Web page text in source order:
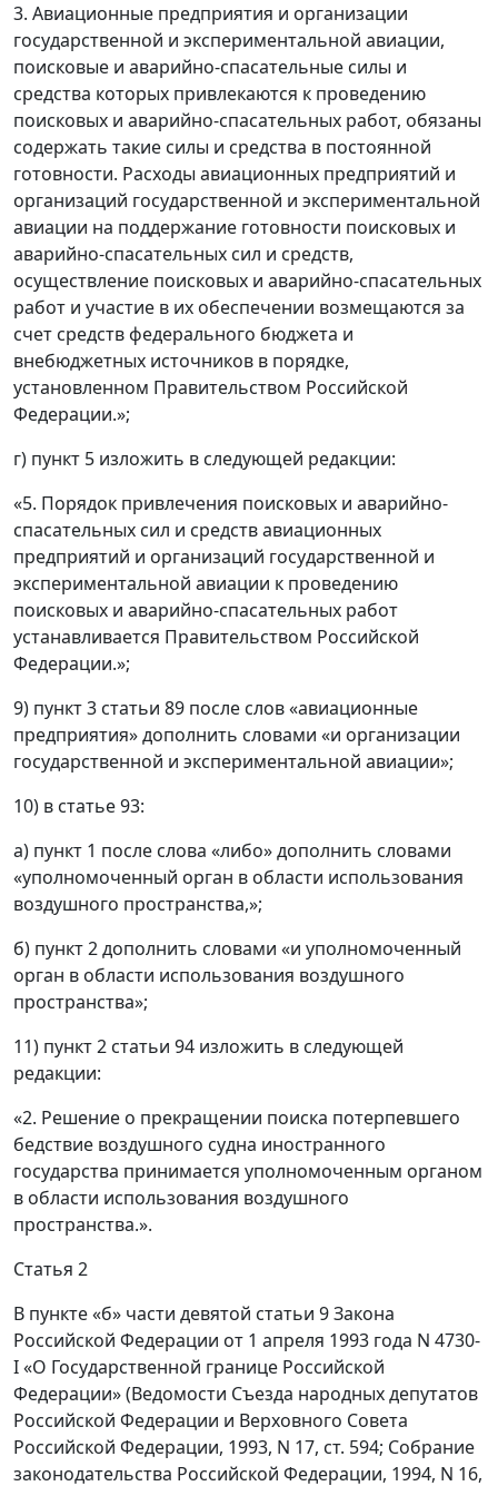
3. Авиационные предприятия и организации
государственной и экспериментальной авиации,
поисковые и аварийно-спасательные силы и
средства которых привлекаются к проведению
поисковых и аварийно-спасательных работ, обязаны
содержать такие силы и средства в постоянной
готовности. Расходы авиационных предприятий и
организаций государственной и экспериментальной
авиации на поддержание готовности поисковых и
аварийно-спасательных сил и средств,
осуществление поисковых и аварийно-спасательных
работ и участие в их обеспечении возмещаются за
счет средств федерального бюджета и
внебюджетных источников в порядке,
установленном Правительством Российской
Федерации.»;
г) пункт 5 изложить в следующей редакции:
«5. Порядок привлечения поисковых и аварийно-
спасательных сил и средств авиационных
предприятий и организаций государственной и
экспериментальной авиации к проведению
поисковых и аварийно-спасательных работ
устанавливается Правительством Российской
Федерации.»;
9) пункт 3 статьи 89 после слов «авиационные
предприятия» дополнить словами «и организации
государственной и экспериментальной авиации»;
10) в статье 93:
а) пункт 1 после слова «либо» дополнить словами
«уполномоченный орган в области использования
воздушного пространства,»;
б) пункт 2 дополнить словами «и уполномоченный
орган в области использования воздушного
пространства»;
11) пункт 2 статьи 94 изложить в следующей
редакции:
«2. Решение о прекращении поиска потерпевшего
бедствие воздушного судна иностранного
государства принимается уполномоченным органом
в области использования воздушного
пространства.».
Статья 2
В пункте «б» части девятой статьи 9 Закона
Российской Федерации от 1 апреля 1993 года N 4730-
I «О Государственной границе Российской
Федерации» (Ведомости Съезда народных депутатов
Российской Федерации и Верховного Совета
Российской Федерации, 1993, N 17, ст. 594; Собрание
законодательства Российской Федерации, 1994, N 16,